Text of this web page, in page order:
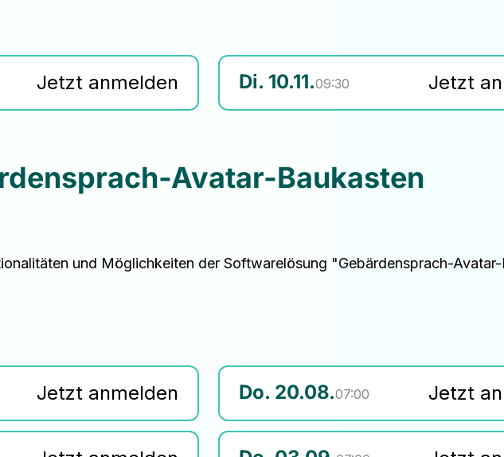
Jetzt anmelden Di. 10.11.09:30 Jetzt
Avatar-Baukasten
und Möglichkeiten der Softwarelösung "Gebärdensprach-
Jetzt anmelden Do. 20.08.07:00 Jetzt